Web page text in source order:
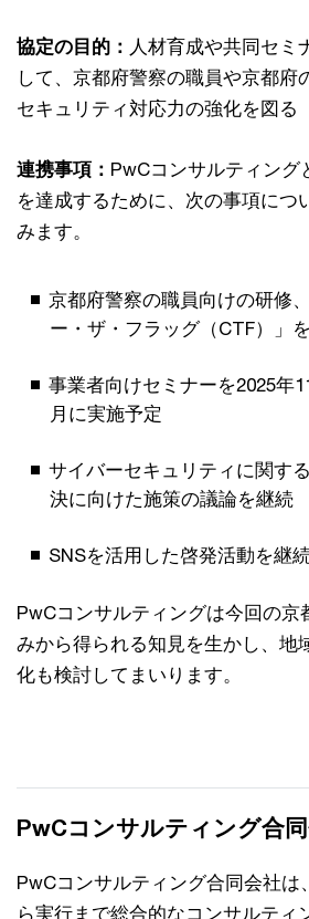
協定の目的： 人材育成や共同セミ
して、京都府警察の職員や京都府
セキュリティ対応力の強化を図る
連携事項： PwCコンサルティング
を達成するために、次の事項につ
みます。
京都府警察の職員向けの研修
ー・ザ・フラッグ（CTF）」
事業者向けセミナーを2025年
月に実施予定
サイバーセキュリティに関す
決に向けた施策の議論を継続
SNSを活用した啓発活動を継
PwCコンサルティングは今回の京
みから得られる知見を生かし、地
化も検討してまいります。
PwCコンサルティング合
PwCコンサルティング合同会社は
ら実行まで総合的なコンサルティ